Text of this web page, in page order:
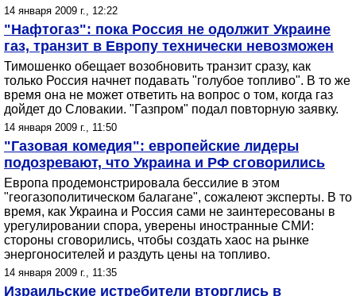
14 января 2009 г., 12:22
"Нафтогаз": пока Россия не одолжит Украине
газ, транзит в Европу технически невозможен
Тимошенко обещает возобновить транзит сразу, как
только Россия начнет подавать "голубое топливо". В то же
время она не может ответить на вопрос о том, когда газ
дойдет до Словакии. "Газпром" подал повторную заявку.
14 января 2009 г., 11:50
"Газовая комедия": европейские лидеры
подозревают, что Украина и РФ сговорились
Европа продемонстрировала бессилие в этом
"геогазополитическом балагане", сожалеют эксперты. В то
время, как Украина и Россия сами не заинтересованы в
урегулировании спора, уверены иностранные СМИ:
стороны сговорились, чтобы создать хаос на рынке
энергоносителей и раздуть цены на топливо.
14 января 2009 г., 11:35
Израильские истребители вторглись в